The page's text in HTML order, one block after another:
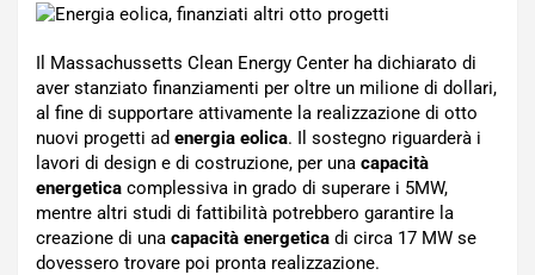
Il Massachussetts Clean Energy Center ha dichiarato di
aver stanziato finanziamenti per oltre un milione di dollari,
al fine di supportare attivamente la realizzazione di otto
nuovi progetti ad energia eolica. Il sostegno riguarderà i
lavori di design e di costruzione, per una capacità
energetica complessiva in grado di superare i 5MW,
mentre altri studi di fattibilità potrebbero garantire la
creazione di una capacità energetica di circa 17 MW se
dovessero trovare poi pronta realizzazione.